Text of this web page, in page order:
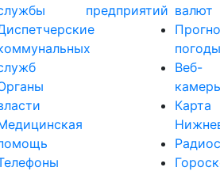
предприятий валют
погоды
Веб-
Карта